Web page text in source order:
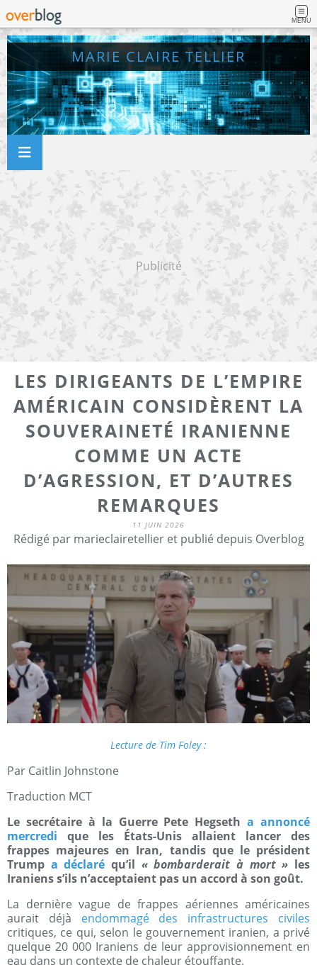
MENU
MARIE CLAIRE TELLIER
Publicité
LES DIRIGEANTS DE L’EMPIRE
AMÉRICAIN CONSIDÈRENT LA
SOUVERAINETÉ IRANIENNE
COMME UN ACTE
D’AGRESSION, ET D’AUTRES
REMARQUES
11 JUIN 2026
Rédigé par marieclairetellier et publié depuis Overblog
Lecture de Tim Foley :
Par Caitlin Johnstone
Traduction MCT
Le secrétaire à la Guerre Pete Hegsetha annoncé
mercredi que les États-Unis allaient lancer des
frappes majeures en Iran, tandis que le président
Trump a déclaré qu’il « bombarderait à mort » les
Iraniens s’ils n’acceptaient pas un accord à son goût.
La dernière vague de frappes aériennes américaines
aurait déjà endommagé des infrastructures civiles
critiques, ce qui, selon le gouvernement iranien, a privé
quelque 20 000 Iraniens de leur approvisionnement en
eau dans un contexte de chaleur étouffante.